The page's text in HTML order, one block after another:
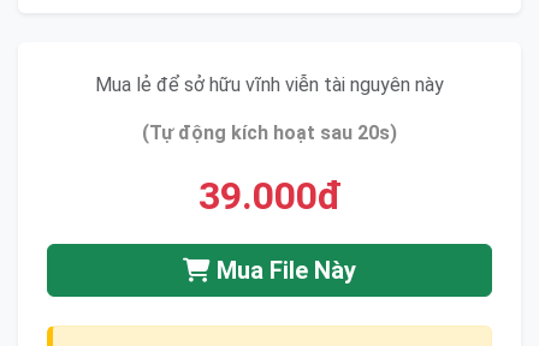
Mua lẻ để sở hữu vĩnh viễn tài nguyên này
(Tự động kích hoạt sau 20s)
39.000đ
Mua File Này